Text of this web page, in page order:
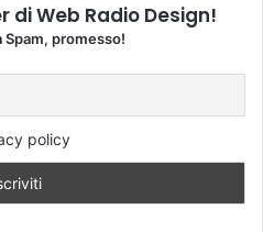
Web Radio Design!
Spam, promesso!
policy